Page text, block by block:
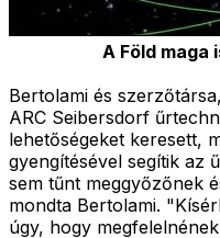
A Föld
Bertolami és
ARC Seibersdorf
lehetőségeket keresett,
gyengítésével segítik az
sem tűnt meggyőzőnek
mondta Bertolami.
úgy, hogy